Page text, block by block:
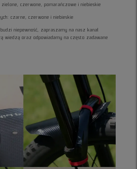
czerwone, pomarańczowe i niebieskie
czarne, czerwone i niebieskie
niepewność, zapraszamy na nasz kanał
wiedzą oraz odpowiadamy na często zadawane